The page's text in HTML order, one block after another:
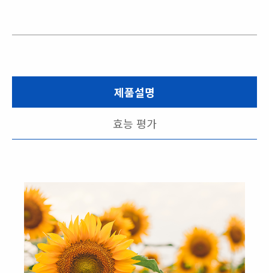
제품설명
효능 평가